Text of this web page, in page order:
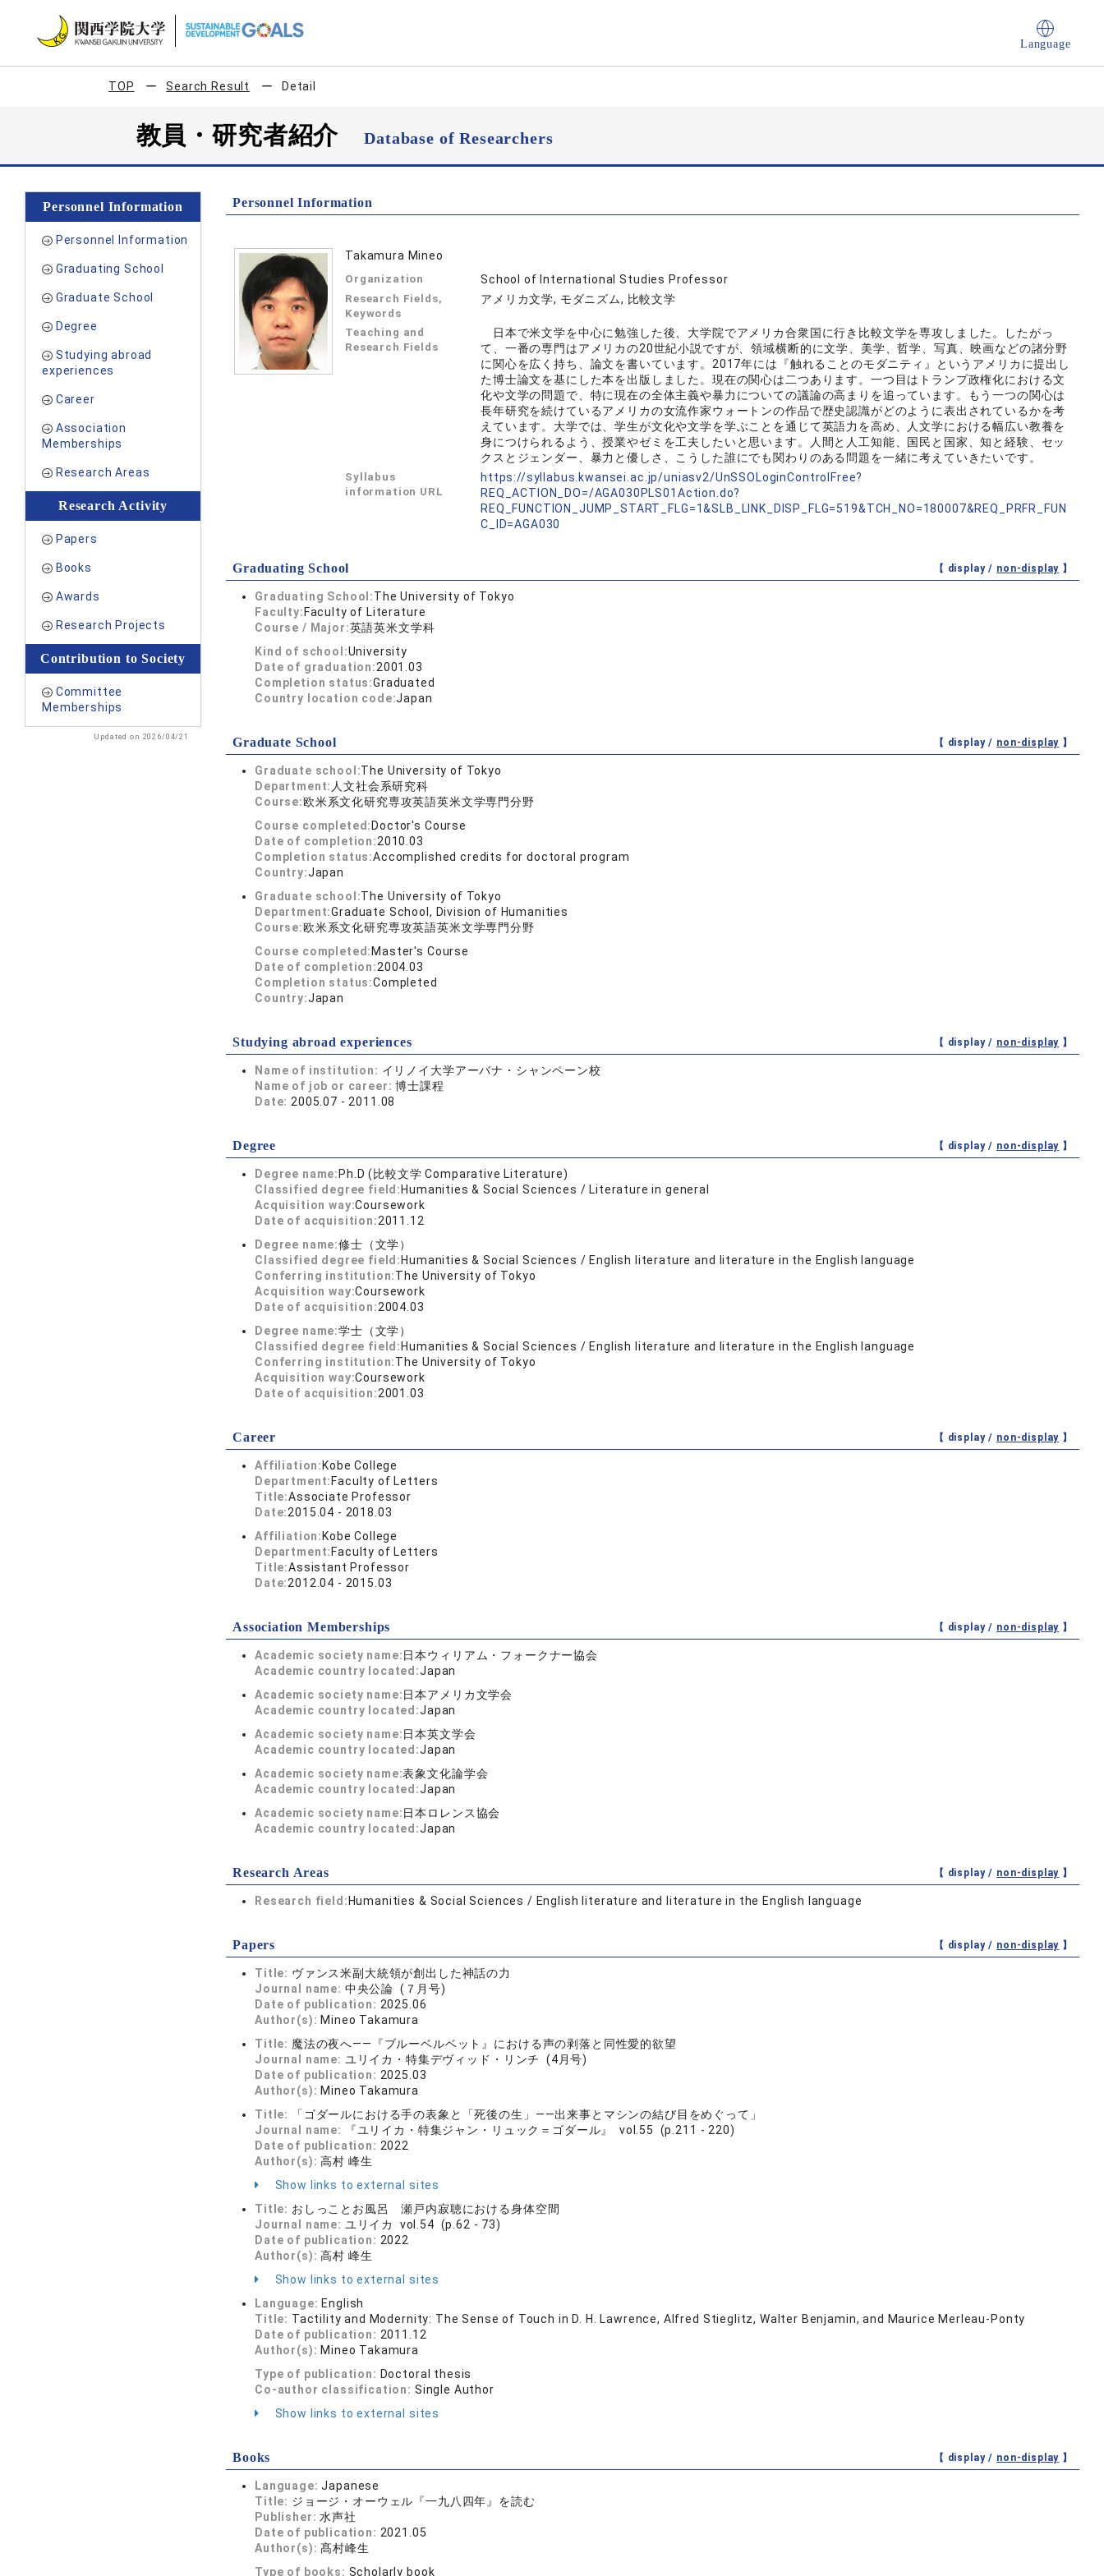
Language
TOP Search Result Detail
教員・研究者紹介Database of Researchers
Personnel Information
Personnel Information
Graduating School
Graduate School
Degree
Studying abroad
experiences
Career
Association
Memberships
Research Areas
Research Activity
Papers
Books
Awards
Research Projects
Contribution to Society
Committee
Memberships
Updated on 2026/04/21
Personnel Information
Takamura Mineo
Organization School of International Studies Professor
Research Fields,
Keywords
アメリカ文学, モダニズム, 比較文学
Teaching and
Research Fields
日本で米文学を中心に勉強した後、大学院でアメリカ合衆国に行き比較文学を専攻しました。したがっ
て、一番の専門はアメリカの20世紀小説ですが、領域横断的に文学、美学、哲学、写真、映画などの諸分野
に関心を広く持ち、論文を書いています。2017年には『触れることのモダニティ』というアメリカに提出し
た博士論文を基にした本を出版しました。現在の関心は二つあります。一つ目はトランプ政権化における文
化や文学の問題で、特に現在の全体主義や暴力についての議論の高まりを追っています。もう一つの関心は
長年研究を続けているアメリカの女流作家ウォートンの作品で歴史認識がどのように表出されているかを考
えています。大学では、学生が文化や文学を学ぶことを通じて英語力を高め、人文学における幅広い教養を
身につけられるよう、授業やゼミを工夫したいと思います。人間と人工知能、国民と国家、知と経験、セッ
クスとジェンダー、暴力と優しさ、こうした誰にでも関わりのある問題を一緒に考えていきたいです。
Syllabus
information URL
https://syllabus.kwansei.ac.jp/uniasv2/UnSSOLoginControlFree?
REQ_ACTION_DO=/AGA030PLS01Action.do?
REQ_FUNCTION_JUMP_START_FLG=1&SLB_LINK_DISP_FLG=519&TCH_NO=180007&REQ_PRFR_FUN
C_ID=AGA030
Graduating School 【 display / non-display 】
Graduating School:The University of Tokyo
Faculty: Faculty of Literature
Course / Major:英語英米文学科
Kind of school:University
Date of graduation:2001.03
Completion status:Graduated
Country location code:Japan
Graduate School 【 display / non-display 】
Graduate school:The University of Tokyo
Department: 人文社会系研究科
Course:欧米系文化研究専攻英語英米文学専門分野
Course completed: Doctor's Course
Date of completion:2010.03
Completion status:Accomplished credits for doctoral program
Country:Japan
Graduate school:The University of Tokyo
Department:Graduate School, Division of Humanities
Course:欧米系文化研究専攻英語英米文学専門分野
Course completed: Master's Course
Date of completion:2004.03
Completion status:Completed
Country:Japan
Studying abroad experiences 【 display / non-display 】
Name of institution: イリノイ大学アーバナ・シャンペーン校
Name of job or career:博士課程
Date: 2005.07 - 2011.08
Degree 【 display / non-display 】
Degree name: Ph.D (比較文学 Comparative Literature)
Classified degree field: Humanities & Social Sciences / Literature in general
Acquisition way:Coursework
Date of acquisition:2011.12
Degree name:修士（文学）
Classified degree field: Humanities & Social Sciences / English literature and literature in the English language
Conferring institution:The University of Tokyo
Acquisition way:Coursework
Date of acquisition:2004.03
Degree name:学士（文学）
Classified degree field: Humanities & Social Sciences / English literature and literature in the English language
Conferring institution:The University of Tokyo
Acquisition way:Coursework
Date of acquisition:2001.03
Career 【 display / non-display 】
Affiliation: Kobe College
Department: Faculty of Letters
Title:Associate Professor
Date:2015.04 - 2018.03
Affiliation: Kobe College
Department: Faculty of Letters
Title:Assistant Professor
Date:2012.04 - 2015.03
Association Memberships 【 display / non-display 】
Academic society name:日本ウィリアム・フォークナー協会
Academic country located:Japan
Academic society name:日本アメリカ文学会
Academic country located:Japan
Academic society name:日本英文学会
Academic country located:Japan
Academic society name:表象文化論学会
Academic country located:Japan
Academic society name:日本ロレンス協会
Academic country located:Japan
Research Areas 【 display / non-display 】
Research field: Humanities & Social Sciences / English literature and literature in the English language
Papers 【 display / non-display 】
Title: ヴァンス米副大統領が創出した神話の力
Journal name: 中央公論 (７月号)
Date of publication: 2025.06
Author(s): Mineo Takamura
Title: 魔法の夜へ——『ブルーベルベット』における声の剥落と同性愛的欲望
Journal name: ユリイカ・特集デヴィッド・リンチ (4月号)
Date of publication: 2025.03
Author(s): Mineo Takamura
Title:
「ゴダールにおける手の表象と「死後の生」――出来事とマシンの結び目をめぐって」
Journal name:
『ユリイカ・特集ジャン・リュック＝ゴダール』 vol.55 (p.211 - 220)
Date of publication: 2022
Author(s):高村 峰生
Show links to external sites
Title: おしっことお風呂 瀬戸内寂聴における身体空間
Journal name: ユリイカ vol.54 (p.62 - 73)
Date of publication: 2022
Author(s):高村 峰生
Show links to external sites
Language: English
Title: Tactility and Modernity: The Sense of Touch in D. H. Lawrence, Alfred Stieglitz, Walter Benjamin, and Maurice Merleau-Ponty
Date of publication: 2011.12
Author(s): Mineo Takamura
Type of publication: Doctoral thesis
Co-author classification: Single Author
Show links to external sites
Books 【 display / non-display 】
Language:Japanese
Title: ジョージ・オーウェル『一九八四年』を読む
Publisher:水声社
Date of publication: 2021.05
Author(s):髙村峰生
Type of books: Scholarly book